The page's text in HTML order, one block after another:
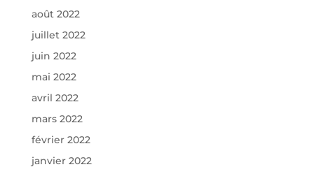
août 2022
juillet 2022
juin 2022
mai 2022
avril 2022
mars 2022
février 2022
janvier 2022